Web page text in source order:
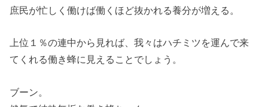
庶民が忙しく働けば働くほど抜かれる養分が増える。
上位１％の連中から見れば、我々はハチミツを運んで来
てくれる働き蜂に見えることでしょう。
ブーン。